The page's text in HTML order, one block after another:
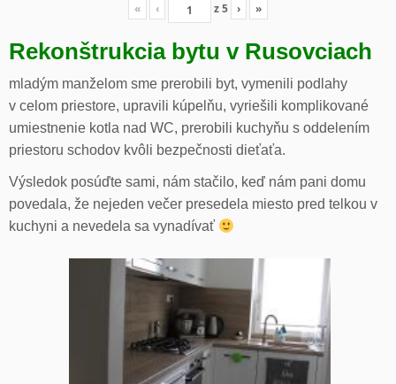
« ‹ z5 › »
Rekonštrukcia bytu v Rusovciach
mladým manželom sme prerobili byt, vymenili podlahy
v celom priestore, upravili kúpelňu, vyriešili komplikované
umiestnenie kotla nad WC, prerobili kuchyňu s oddelením
priestoru schodov kvôli bezpečnosti dieťaťa.
Výsledok posúďte sami, nám stačilo, keď nám pani domu
povedala, že nejeden večer presedela miesto pred telkou v
kuchyni a nevedela sa vynadívať